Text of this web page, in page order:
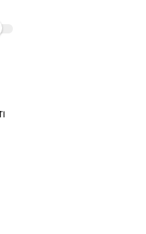
BANTUAN PIP DAN KIP